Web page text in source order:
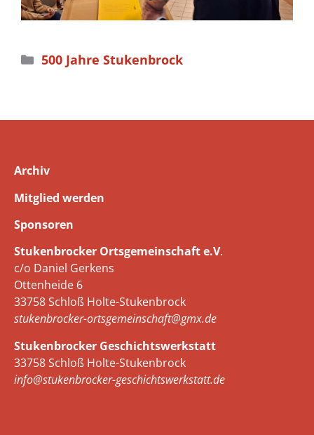
Kategorien
500 Jahre Stukenbrock
Archiv
Mitglied werden
Sponsoren
Stukenbrocker Ortsgemeinschaft e.V.
c/o Daniel Gerkens
Ottenheide 6
33758 Schloß Holte-Stukenbrock
stukenbrocker-ortsgemeinschaft@gmx.de
Stukenbrocker Geschichtswerkstatt
33758 Schloß Holte-Stukenbrock
info@stukenbrocker-geschichtswerkstatt.de